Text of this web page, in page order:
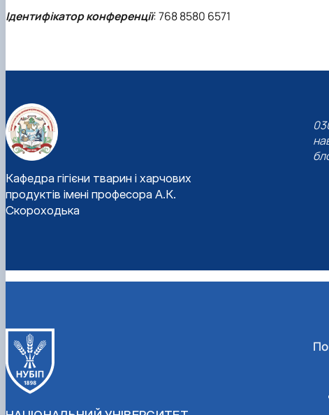
Ідентифікатор конференції: 768 8580 6571
Кафедра гігієни тварин і харчових
продуктів імені професора А.К.
Скороходька